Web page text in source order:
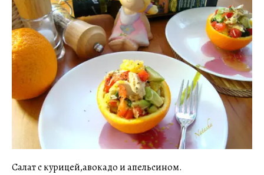
Салат с курицей,авокадо и апельсином.